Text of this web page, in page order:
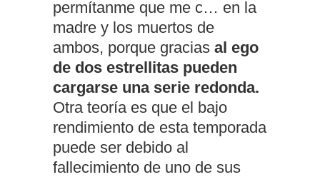
permítanme que me c… en la
madre y los muertos de
ambos, porque gracias al ego
de dos estrellitas pueden
cargarse una serie redonda.
Otra teoría es que el bajo
rendimiento de esta temporada
puede ser debido al
fallecimiento de uno de sus